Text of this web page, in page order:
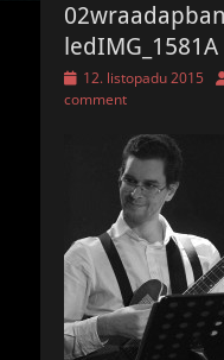
ledIMG_1581A
Posted
on
12. listopadu 2015
comment